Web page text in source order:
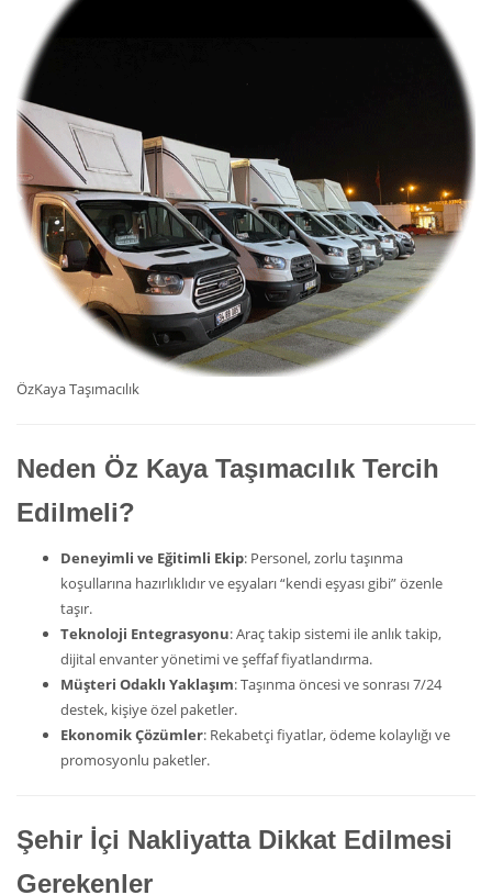
ÖzKaya Taşımacılık
Neden Öz Kaya Taşımacılık Tercih
Edilmeli?
Deneyimli ve Eğitimli Ekip: Personel, zorlu taşınma
koşullarına hazırlıklıdır ve eşyaları “kendi eşyası gibi” özenle
taşır.
Teknoloji Entegrasyonu: Araç takip sistemi ile anlık takip,
dijital envanter yönetimi ve şeffaf fiyatlandırma.
Müşteri Odaklı Yaklaşım: Taşınma öncesi ve sonrası 7/24
destek, kişiye özel paketler.
Ekonomik Çözümler: Rekabetçi fiyatlar, ödeme kolaylığı ve
promosyonlu paketler.
Şehir İçi Nakliyatta Dikkat Edilmesi
Gerekenler